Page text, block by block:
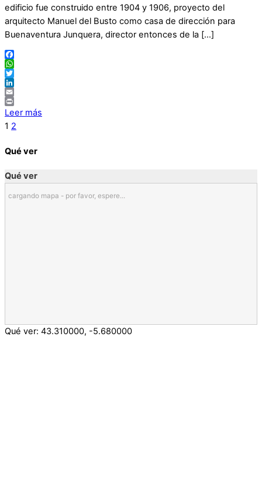
edificio fue construido entre 1904 y 1906, proyecto del
arquitecto Manuel del Busto como casa de dirección para
Buenaventura Junquera, director entonces de la […]
Facebook
WhatsApp
Twitter
LinkedIn
Email
Print
Leer más
1 2
Qué ver
Qué ver
cargando mapa - por favor, espere...
Qué ver: 43.310000, -5.680000